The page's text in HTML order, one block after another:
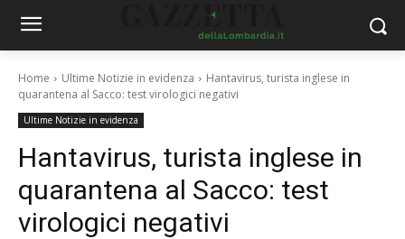
Home Ultime Notizie in evidenza
Hantavirus, turista inglese in
quarantena al Sacco: test virologici negativi
Ultime Notizie in evidenza
Hantavirus, turista inglese in
quarantena al Sacco: test
virologici negativi